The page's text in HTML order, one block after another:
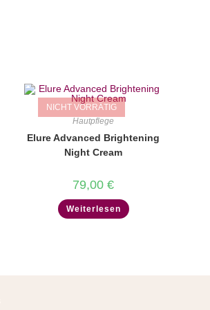
€
NICHT VORRÄTIG
Hautpflege
Elure Advanced Brightening
Night Cream
79,00€
Weiterlesen